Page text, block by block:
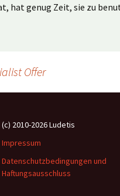
hat genug Zeit, sie zu
Offer
(c) 2010-2026 Ludetis
Impressum
Datenschutzbedingungen und
Haftungsausschluss